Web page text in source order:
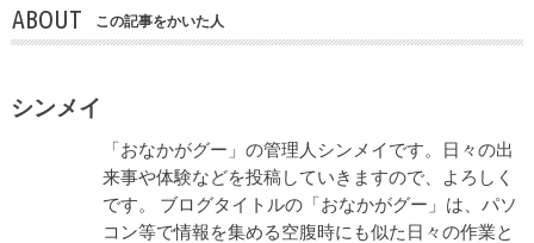
ABOUT この記事をかいた人
シンメイ
「おなかがグー」の管理人シンメイです。日々の出
来事や体験などを投稿していきますので、よろしく
です。 ブログタイトルの「おなかがグー」は、パソ
コン等で情報を集める空腹時にも似た日々の作業と